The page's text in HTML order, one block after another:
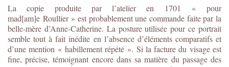
La copie produite par l’atelier en 1701 « pour
mad[am]e Roullier » est probablement une commande faite par la
belle-mère d’Anne-Catherine. La posture utilisée pour ce portrait
semble tout à fait inédite en l’absence d’éléments comparatifs et
d’une mention « habillement répété ». Si la facture du visage est
fine, précise, témoignant encore dans sa matière du passage des